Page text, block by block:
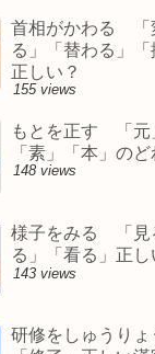
首相がかわる 「
る」「替わる」
正しい？
155 views
もとを正す 「元
「素」「本」の
148 views
様子をみる 「見
る」「看る」正し
143 views
研修をしゅうり